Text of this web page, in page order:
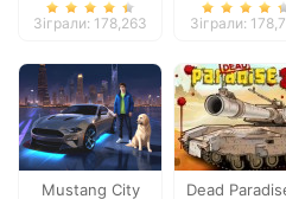
Зіграли: 178,263
Dungeon
Adventure
Зіграли:
Mustang City
Dead